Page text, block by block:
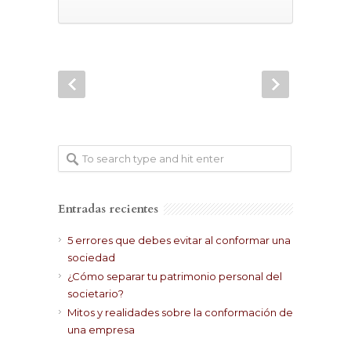
Entradas recientes
5 errores que debes evitar al conformar una
sociedad
¿Cómo separar tu patrimonio personal del
societario?
Mitos y realidades sobre la conformación de
una empresa